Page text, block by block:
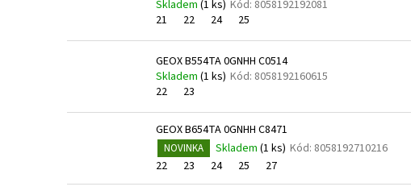
Skladem (1 ks) Kód: 8058192192081
21
22 24 25
GEOX B554TA 0GNHH C0514
Skladem (1 ks) Kód: 8058192160615
22
23
GEOX B654TA 0GNHH C8471
NOVINKA Skladem (1 ks) Kód: 8058192710216
22
23 24 25 27